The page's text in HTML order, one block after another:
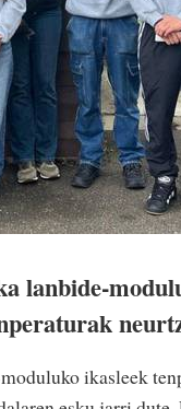
lanbide-
ikasleek